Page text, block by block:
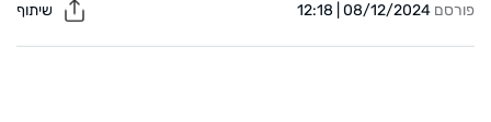
פורסם 08/12/2024 | 12:18